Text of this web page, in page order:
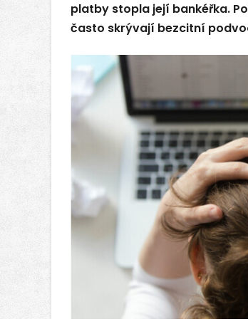
platby stopla její bankéřka.
často skrývají bezcitní